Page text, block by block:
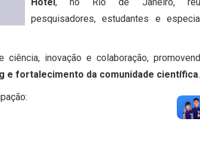
pesquisadores, estudantes e
inovação e colaboração,
e fortalecimento da comunidade científica.